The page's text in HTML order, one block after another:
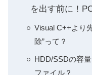
を出す前に！
Visual C++より
除”って？
HDD/SSDの容
ファイル？